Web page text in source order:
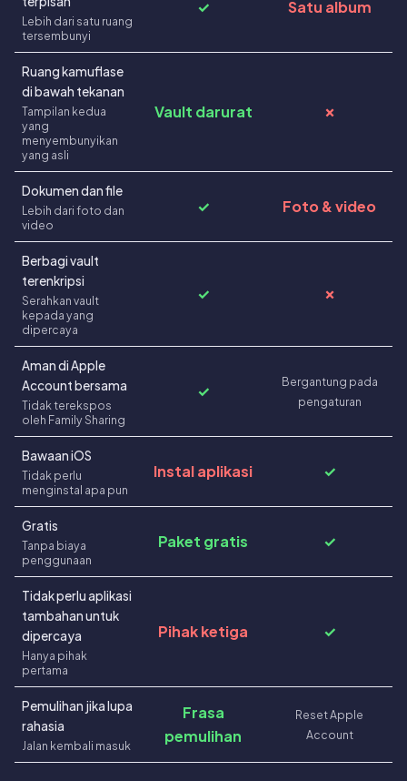
Lebih dari satu ruang
tersembunyi
✓ Satu album
Ruang kamuflase
di bawah tekanan
Tampilan kedua
yang
menyembunyikan
yang asli
Vault darurat ✗
Dokumen dan file
Lebih dari foto dan
video
✓ Foto & video
Berbagi vault
terenkripsi
Serahkan vault
kepada yang
dipercaya
✓ ✗
Aman di Apple
Account bersama
Tidak terekspos
oleh Family Sharing
✓
Bergantung pada
pengaturan
Bawaan iOS
Tidak perlu
menginstal apa pun
Instal aplikasi ✓
Gratis
Tanpa biaya
penggunaan
Paket gratis ✓
Tidak perlu aplikasi
tambahan untuk
dipercaya
Hanya pihak
pertama
Pihak ketiga ✓
Pemulihan jika lupa
rahasia
Jalan kembali masuk
Frasa
pemulihan
Reset Apple
Account